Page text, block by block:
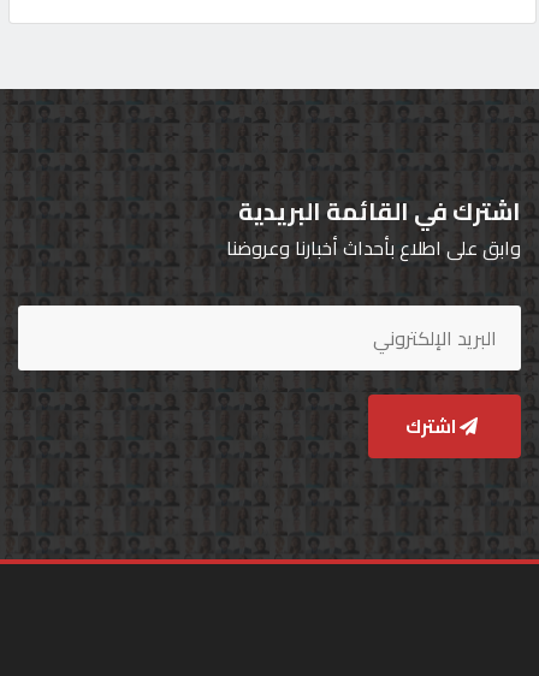
اشترك في القائمة البريدية
وابق على اطلاع بأحداث أخبارنا وعروضنا
اشترك